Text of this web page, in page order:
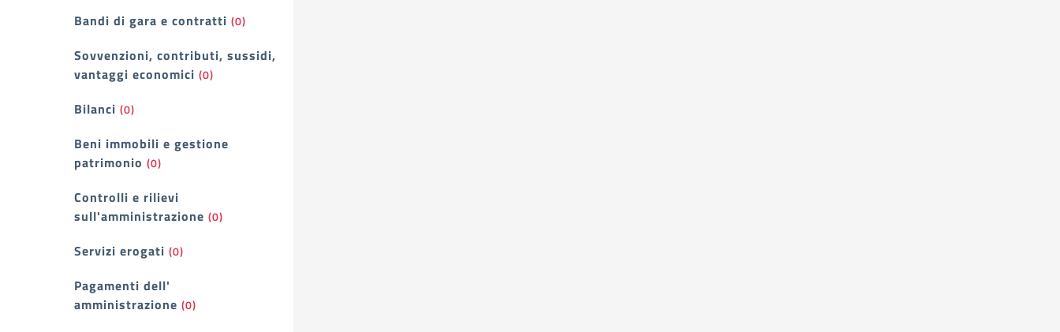
Bandi di gara e contratti (0)
Sovvenzioni, contributi, sussidi,
vantaggi economici (0)
Bilanci (0)
Beni immobili e gestione
patrimonio (0)
Controlli e rilievi
sull'amministrazione (0)
Servizi erogati (0)
Pagamenti dell'
amministrazione (0)